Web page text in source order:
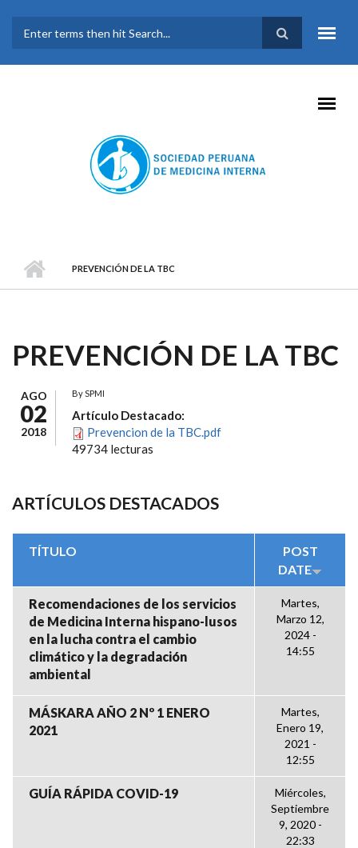
FORMULARIO DE
BÚSQUEDA
PREVENCIÓN DE LA TBC
PREVENCIÓN DE LA TBC
AGO
02
2018
BySPMI
Artículo Destacado:
Prevencion de la TBC.pdf
49734 lecturas
ARTÍCULOS DESTACADOS
TÍTULO
POST
DATE
Recomendaciones de los servicios
de Medicina Interna hispano-lusos
en la lucha contra el cambio
climático y la degradación
ambiental
Martes,
Marzo 12,
2024 -
14:55
MÁSKARA AÑO 2 Nº 1 ENERO
2021
Martes,
Enero 19,
2021 -
12:55
GUÍA RÁPIDA COVID-19
Miércoles,
Septiembre
9, 2020 -
22:33